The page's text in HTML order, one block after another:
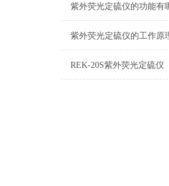
紫外荧光定硫仪的功能有
REK-20S紫外荧光定硫仪